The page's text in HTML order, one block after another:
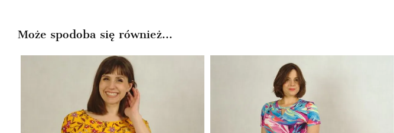
Może spodoba się również…